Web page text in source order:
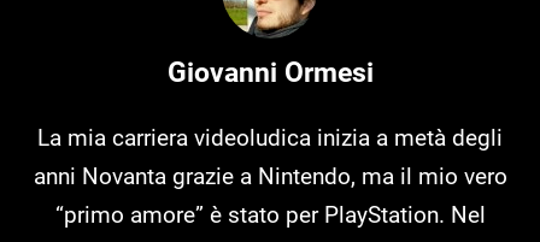
Giovanni Ormesi
La mia carriera videoludica inizia a metà degli
anni Novanta grazie a Nintendo, ma il mio vero
“primo amore” è stato per PlayStation. Nel